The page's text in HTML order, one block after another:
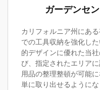
ガーデンセ
カリフォルニア州にあ
での工具収納を強化し
的デザインに優れた当
び、指定されたエリア
用品の整理整頓が可能
単に取り出せるように